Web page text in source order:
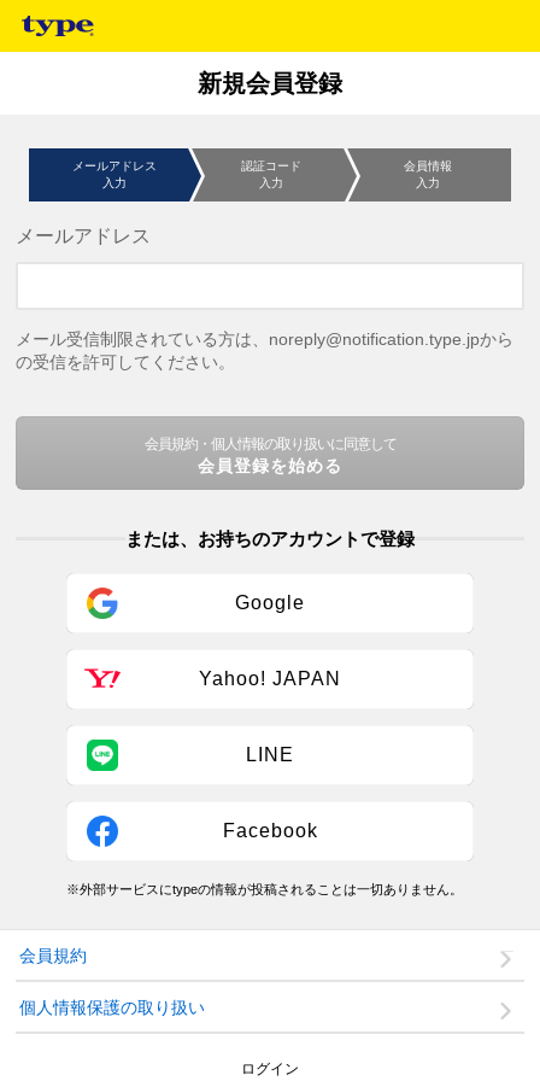
新規会員登録
メールアドレス
入力
認証コード
入力
会員情報
入力
メールアドレス
メール受信制限されている方は、noreply@notification.type.jpから
の受信を許可してください。
会員規約・個人情報の取り扱いに同意して
会員登録を始める
または、お持ちのアカウントで登録
Google
Yahoo! JAPAN
LINE
Facebook
※外部サービスにtypeの情報が投稿されることは一切ありません。
会員規約
個人情報保護の取り扱い
ログイン